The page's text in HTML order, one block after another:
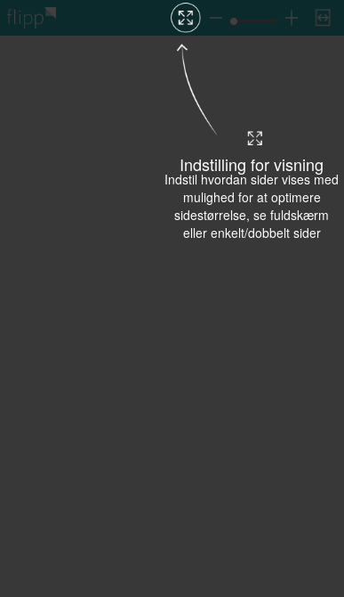
Indstilling for visning
Indstil hvordan sider vises med
mulighed for at optimere
sidestørrelse, se fuldskærm
eller enkelt/dobbelt sider